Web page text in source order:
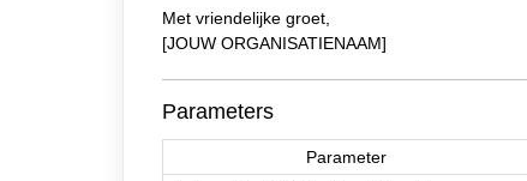
Met vriendelijke groet,
[JOUW ORGANISATIENAAM]
Parameters
Parameter